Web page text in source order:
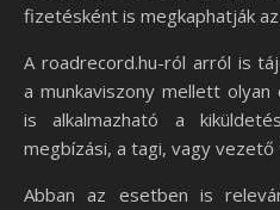
fizetésként is megkaphatják
A roadrecord.hu-ról arról is
a munkaviszony mellett
is alkalmazható a
megbízási, a tagi, vagy
Abban az esetben is